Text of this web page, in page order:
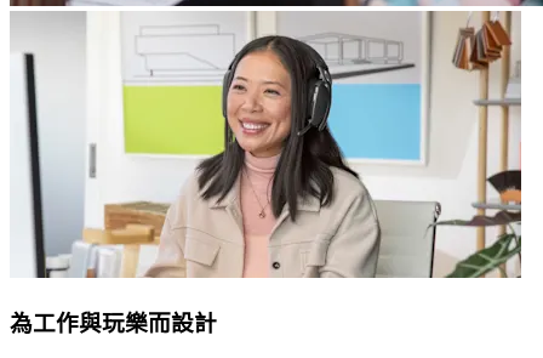
為工作與玩樂而設計